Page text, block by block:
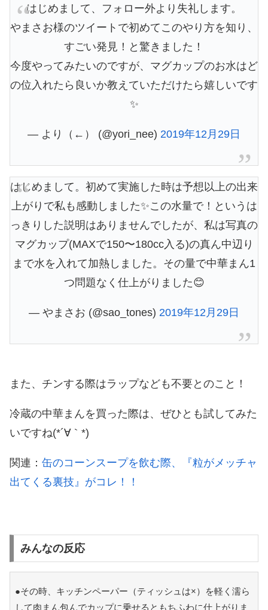
はじめまして、フォロー外より失礼します。
やまさお様のツイートで初めてこのやり方を知り、
すごい発見！と驚きました！
今度やってみたいのですが、マグカップのお水はど
の位入れたら良いか教えていただけたら嬉しいです
✨
— より（←） (@yori_nee) 2019年12月29日
はじめまして。初めて実施した時は予想以上の出来
上がりで私も感動しました✨この水量で！というは
っきりした説明はありませんでしたが、私は写真の
マグカップ(MAXで150〜180cc入る)の真ん中辺り
まで水を入れて加熱しました。その量で中華まん1
つ問題なく仕上がりました😊
— やまさお (@sao_tones) 2019年12月29日
また、チンする際はラップなども不要とのこと！
冷蔵の中華まんを買った際は、ぜひとも試してみた
いですね(*´∀｀*)
関連： 缶のコーンスープを飲む際、『粒がメッチャ
出てくる裏技』がコレ！！
みんなの反応
●その時、キッチンペーパー（ティッシュは×）を軽く濡ら
して肉まん包んでカップに乗せるともちふわに仕上がりま